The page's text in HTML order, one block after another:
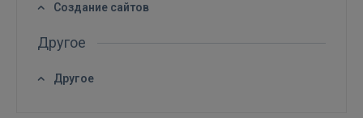
Создание сайтов
Другое
Другое